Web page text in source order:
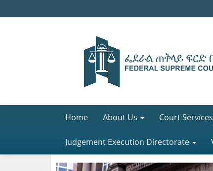
Home About Us Court Services
Judgement Execution Directorate